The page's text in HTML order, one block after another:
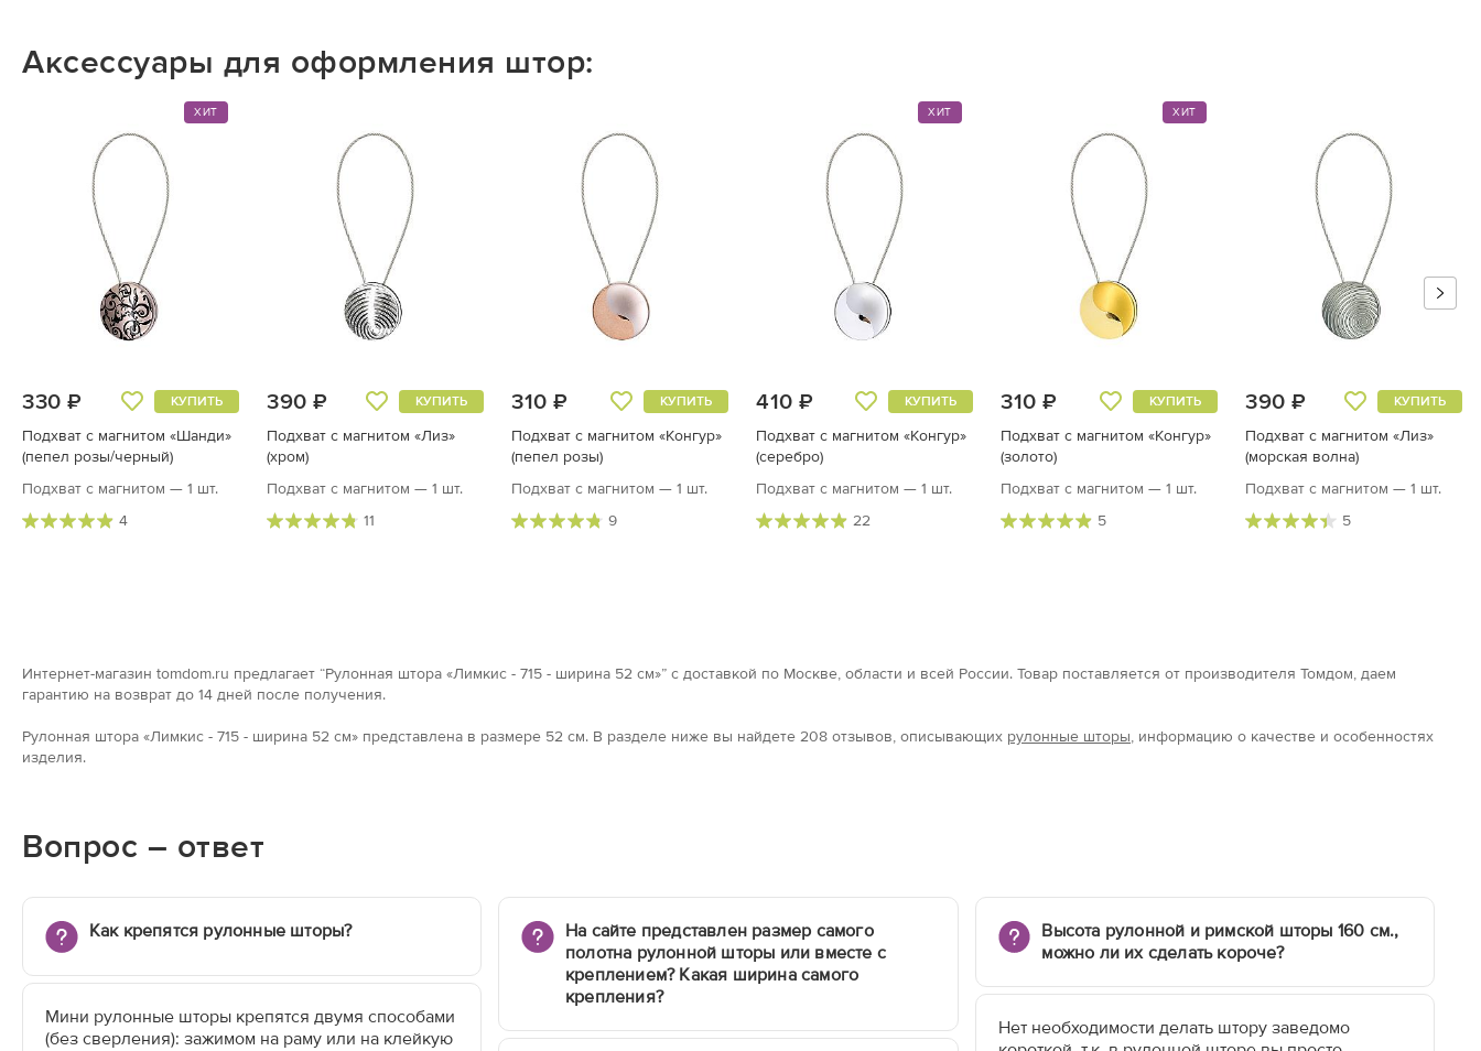
Аксессуары для оформления штор:
ХИТ
330 ₽ КУПИТЬ
Подхват с магнитом «Шанди»
(пепел розы/черный)
Подхват с магнитом — 1 шт.
4
390 ₽ КУПИТЬ
Подхват с магнитом «Лиз»
(хром)
Подхват с магнитом — 1 шт.
11
310 ₽ КУПИТЬ
Подхват с магнитом «Конгур»
(пепел розы)
Подхват с магнитом — 1 шт.
9
ХИТ
410 ₽ КУПИТЬ
Подхват с магнитом «Конгур»
(серебро)
Подхват с магнитом — 1 шт.
22
ХИТ
310 ₽ КУПИТЬ
Подхват с магнитом «Конгур»
(золото)
Подхват с магнитом — 1 шт.
5
390 ₽ КУПИТЬ
Подхват с магнитом «Лиз»
(морская волна)
Подхват с магнитом — 1 шт.
5
Интернет-магазин tomdom.ru предлагает “Рулонная штора «Лимкис - 715 - ширина 52 см»” с доставкой по Москве, области и всей России. Товар поставляется от производителя Томдом, даем
гарантию на возврат до 14 дней после получения.
Рулонная штора «Лимкис - 715 - ширина 52 см» представлена в размерe 52 см. В разделе ниже вы найдете 208 отзывов, описывающих рулонные шторы, информацию о качестве и особенностях
изделия.
Вопрос – ответ
Как крепятся рулонные шторы?
Мини рулонные шторы крепятся двумя способами
(без сверления): зажимом на раму или на клейкую
На сайте представлен размер самого
полотна рулонной шторы или вместе с
креплением? Какая ширина самого
крепления?
Высота рулонной и римской шторы 160 см.,
можно ли их сделать короче?
Нет необходимости делать штору заведомо